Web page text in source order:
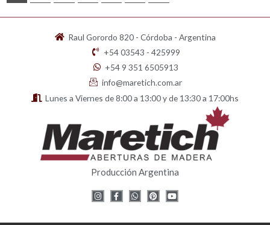
Raul Gorordo 820 - Córdoba - Argentina
+54 03543 - 425999
+54 9 351 6505913
info@maretich.com.ar
Lunes a Viernes de 8:00 a 13:00 y de 13:30 a 17:00hs
Producción Argentina
I
n
F
a
W
h
P
i
Y
o